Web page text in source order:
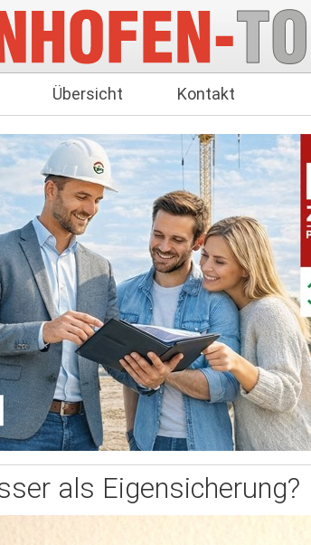
Übersicht Kontakt
als Eigensicherung?